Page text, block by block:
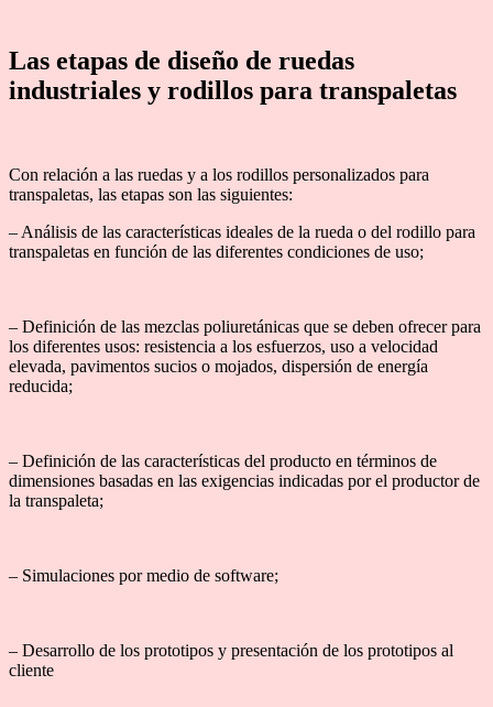
Las etapas de diseño de ruedas
industriales y rodillos para transpaletas
Con relación a las ruedas y a los rodillos personalizados para
transpaletas, las etapas son las siguientes:
– Análisis de las características ideales de la rueda o del rodillo para
transpaletas en función de las diferentes condiciones de uso;
– Definición de las mezclas poliuretánicas que se deben ofrecer para
los diferentes usos: resistencia a los esfuerzos, uso a velocidad
elevada, pavimentos sucios o mojados, dispersión de energía
reducida;
– Definición de las características del producto en términos de
dimensiones basadas en las exigencias indicadas por el productor de
la transpaleta;
– Simulaciones por medio de software;
– Desarrollo de los prototipos y presentación de los prototipos al
cliente